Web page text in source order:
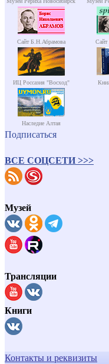
Сайт Б.Н.Абрамова
ИЦ Россазия "Восход"
Наследие Алтая
Подписаться
ВСЕ СОЦСЕТИ >>>
Музей
Трансляции
Книги
Контакты и реквизиты